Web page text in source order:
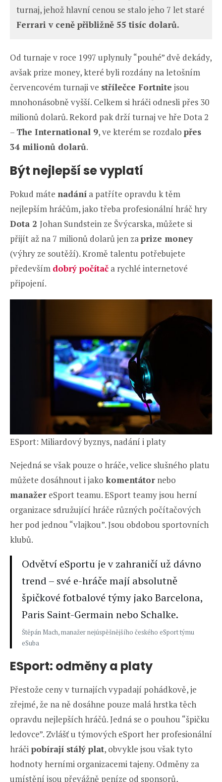
turnaj, jehož hlavní cenou se stalo jeho 7 let staré
Ferrari v ceně přibližně 55 tisíc dolarů.
Od turnaje v roce 1997 uplynuly “pouhé” dvě dekády,
avšak prize money, které byli rozdány na letošním
červencovém turnaji ve střílečce Fortnite jsou
mnohonásobně vyšší. Celkem si hráči odnesli přes 30
milionů dolarů. Rekord pak drží turnaj ve hře Dota 2
– The International 9, ve kterém se rozdalo přes
34 milionů dolarů.
Být nejlepší se vyplatí
Pokud máte nadání a patříte opravdu k těm
nejlepším hráčům, jako třeba profesionální hráč hry
Dota 2 Johan Sundstein ze Švýcarska, můžete si
přijít až na 7 milionů dolarů jen zaprize money
(výhry ze soutěží). Kromě talentu potřebujete
především dobrý počítač a rychlé internetové
připojení.
ESport: Miliardový byznys, nadání i platy
Nejedná se však pouze o hráče, velice slušného platu
můžete dosáhnout i jako komentátor nebo
manažer eSport teamu. ESport teamy jsou herní
organizace sdružující hráče různých počítačových
her pod jednou “vlajkou”. Jsou obdobou sportovních
klubů.
Odvětví eSportu je v zahraničí už dávno
trend – své e-hráče mají absolutně
špičkové fotbalové týmy jako Barcelona,
Paris Saint-Germain nebo Schalke.
Štěpán Mach, manažer nejúspěšnějšího českého eSport týmu
eSuba
ESport: odměny a platy
Přestože ceny v turnajích vypadají pohádkově, je
zřejmé, že na ně dosáhne pouze malá hrstka těch
opravdu nejlepších hráčů. Jedná se o pouhou “špičku
ledovce”. Zvlášť u týmových eSport her profesionální
hráči pobírají stálý plat, obvykle jsou však tyto
hodnoty herními organizacemi tajeny. Odměny za
umístění jsou převážně peníze od sponsorů,